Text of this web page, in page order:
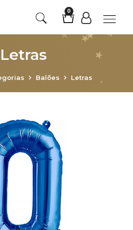
0
Letras
Balões Letras